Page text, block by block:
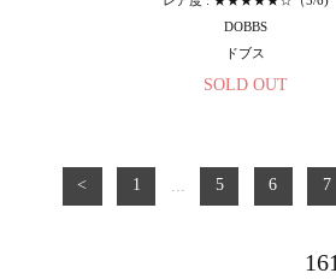
DOBBS
ドブス
SOLD OUT
< 1 5 6 7